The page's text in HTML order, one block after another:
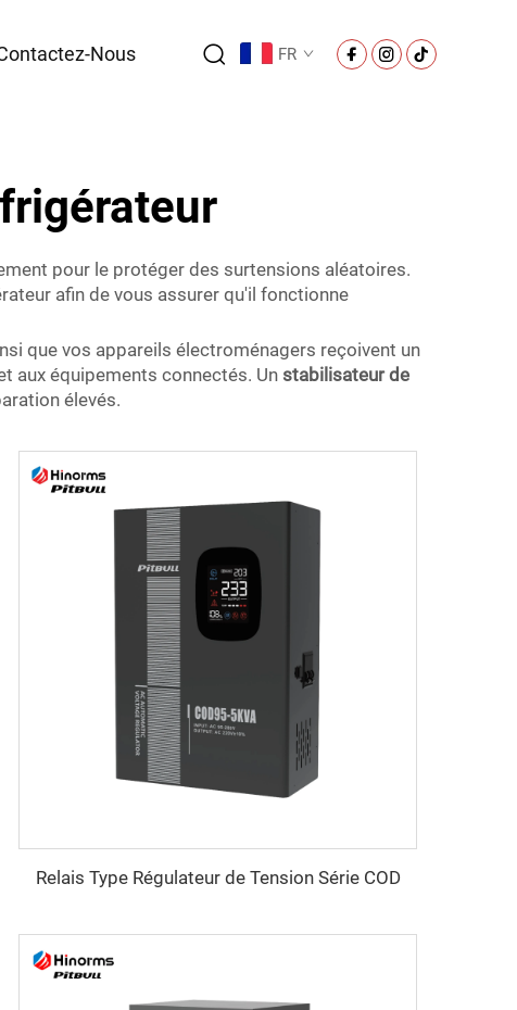
Nous FR
pour le protéger des surtensions aléatoires.
afin de vous assurer qu'il fonctionne
que vos appareils électroménagers reçoivent un
aux équipements connectés. Un stabilisateur de
élevés.
Relais Type Régulateur de Tension Série COD